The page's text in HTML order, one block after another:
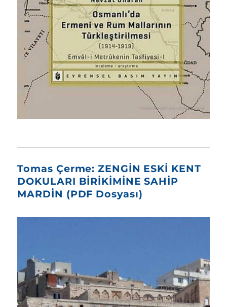
Tomas Çerme: ZENGİN ESKİ KENT
DOKULARI BİRİKİMİNE SAHİP
MARDİN (PDF Dosyası)